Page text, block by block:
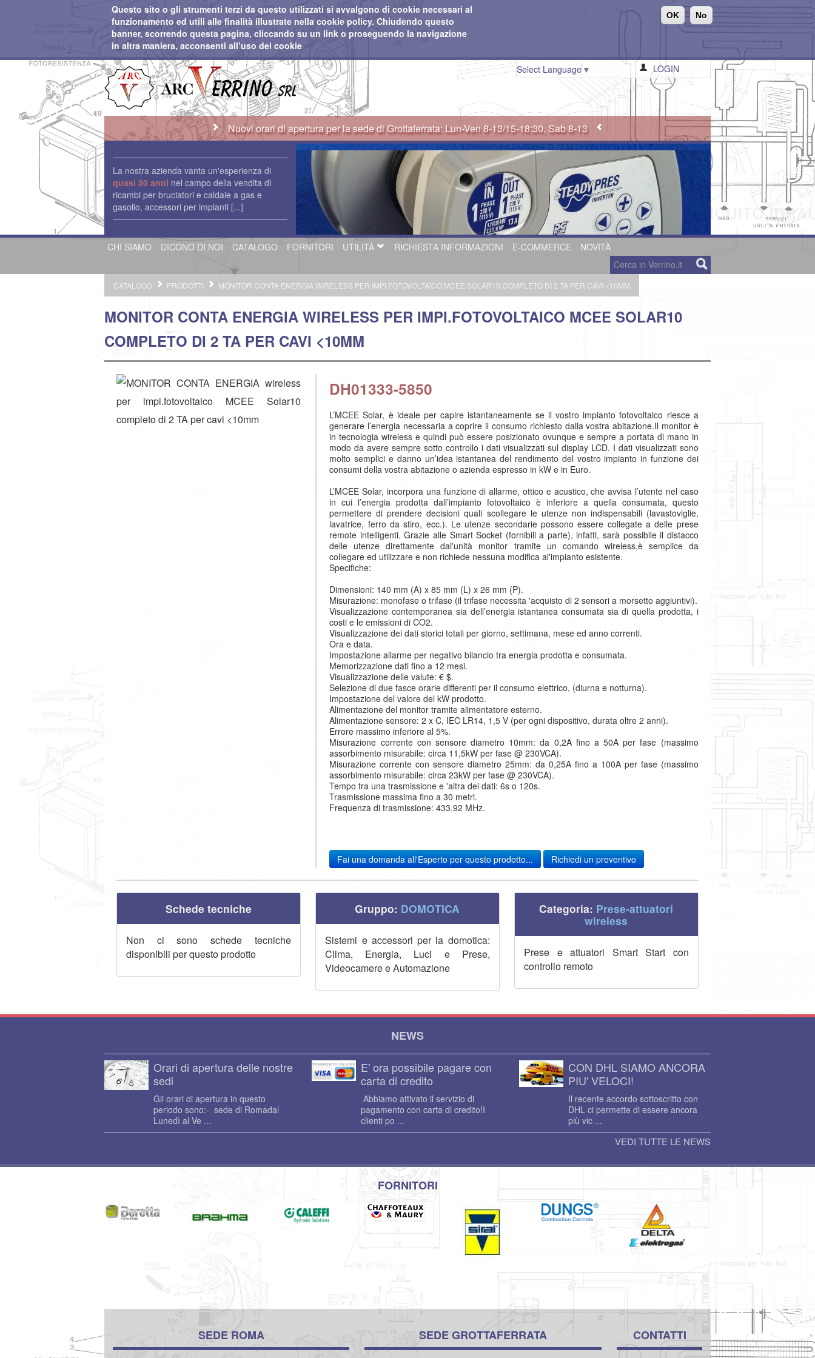
Questo sito o gli strumenti terzi da questo utilizzati si avvalgono di cookie necessari al
funzionamento ed utili alle finalità illustrate nella cookie policy. Chiudendo questo
banner, scorrendo questa pagina, cliccando su un link o proseguendo la navigazione
in altra maniera, acconsenti all’uso dei cookie
OK No
Select Language ▼ LOGIN
Nuovi orari di apertura per la sede di Grottaferrata: Lun-Ven 8-13/15-18:30, Sab 8-13
La nostra azienda vanta un'esperienza di
quasi 50 anni nel campo della vendita di
ricambi per bruciatori e caldaie a gas e
gasolio, accessori per impianti [...]
CHI SIAMO DICONO DI NOI CATALOGO FORNITORI UTILITÀ RICHIESTA INFORMAZIONI E-COMMERCE NOVITÀ
CATALOGO PRODOTTI MONITOR CONTA ENERGIA WIRELESS PER IMPI.FOTOVOLTAICO MCEE SOLAR10 COMPLETO DI 2 TA PER CAVI <10MM
MONITOR CONTA ENERGIA WIRELESS PER IMPI.FOTOVOLTAICO MCEE SOLAR10
COMPLETO DI 2 TA PER CAVI <10MM
DH01333-5850
L’MCEE Solar, è ideale per capire istantaneamente se il vostro impianto fotovoltaico riesce a
generare l’energia necessaria a coprire il consumo richiesto dalla vostra abitazione.Il monitor è
in tecnologia wireless e quindi può essere posizionato ovunque e sempre a portata di mano in
modo da avere sempre sotto controllo i dati visualizzati sul display LCD. I dati visualizzati sono
molto semplici e danno un’idea istantanea del rendimento del vostro impianto in funzione dei
consumi della vostra abitazione o azienda espresso in kW e in Euro.
L’MCEE Solar, incorpora una funzione di allarme, ottico e acustico, che avvisa l’utente nel caso
in cui l’energia prodotta dall’impianto fotovoltaico è inferiore a quella consumata, questo
permettere di prendere decisioni quali scollegare le utenze non indispensabili (lavastoviglie,
lavatrice, ferro da stiro, ecc.). Le utenze secondarie possono essere collegate a delle prese
remote intelligenti. Grazie alle Smart Socket (fornibili a parte), infatti, sarà possibile il distacco
delle utenze direttamente dal'unità monitor tramite un comando wireless,è semplice da
collegare ed utilizzare e non richiede nessuna modifica al'impianto esistente.
Specifiche:
Dimensioni: 140 mm (A) x 85 mm (L) x 26 mm (P).
Misurazione: monofase o trifase (il trifase necessita 'acquisto di 2 sensori a morsetto aggiuntivi).
Visualizzazione contemporanea sia dell’energia istantanea consumata sia di quella prodotta, i
costi e le emissioni di CO2.
Visualizzazione dei dati storici totali per giorno, settimana, mese ed anno correnti.
Ora e data.
Impostazione allarme per negativo bilancio tra energia prodotta e consumata.
Memorizzazione dati fino a 12 mesi.
Visualizzazione delle valute: € $.
Selezione di due fasce orarie differenti per il consumo elettrico, (diurna e notturna).
Impostazione del valore del kW prodotto.
Alimentazione del monitor tramite alimentatore esterno.
Alimentazione sensore: 2 x C, IEC LR14, 1,5 V (per ogni dispositivo, durata oltre 2 anni).
Errore massimo inferiore al 5%.
Misurazione corrente con sensore diametro 10mm: da 0,2A fino a 50A per fase (massimo
assorbimento misurabile: circa 11,5kW per fase @ 230VCA).
Misurazione corrente con sensore diametro 25mm: da 0,25A fino a 100A per fase (massimo
assorbimento misurabile: circa 23kW per fase @ 230VCA).
Tempo tra una trasmissione e 'altra dei dati: 6s o 120s.
Trasmissione massima fino a 30 metri.
Frequenza di trasmissione: 433.92 MHz.
Fai una domanda all'Esperto per questo prodotto... Richiedi un preventivo
Schede tecniche
Non ci sono schede tecniche
disponibili per questo prodotto
Gruppo: DOMOTICA
Sistemi e accessori per la domotica:
Clima, Energia, Luci e Prese,
Videocamere e Automazione
Categoria: Prese-attuatori
wireless
Prese e attuatori Smart Start con
controllo remoto
NEWS
Orari di apertura delle nostre
sedi
Gli orari di apertura in questo
periodo sono:- sede di Romadal
Lunedì al Ve ...
E' ora possibile pagare con
carta di credito
Abbiamo attivato il servizio di
pagamento con carta di credito!I
clienti po ...
CON DHL SIAMO ANCORA
PIU' VELOCI!
Il recente accordo sottoscritto con
DHL ci permette di essere ancora
più vic ...
VEDI TUTTE LE NEWS
FORNITORI
SEDE ROMA SEDE GROTTAFERRATA CONTATTI